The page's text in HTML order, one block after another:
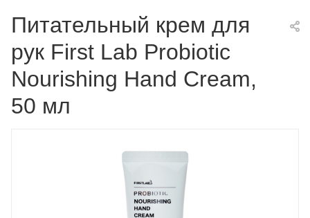
Питательный крем для
рук First Lab Probiotic
Nourishing Hand Cream,
50 мл